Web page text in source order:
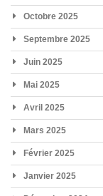
Octobre 2025
Septembre 2025
Juin 2025
Mai 2025
Avril 2025
Mars 2025
Février 2025
Janvier 2025